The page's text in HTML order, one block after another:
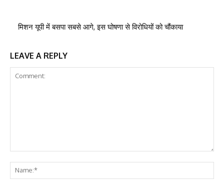
मिशन यूपी में बसपा सबसे आगे, इस घोषणा से विरोधियों को चौंकाया
LEAVE A REPLY